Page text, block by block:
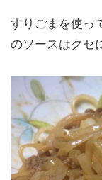
すりごまを使っ
のソースはクセ